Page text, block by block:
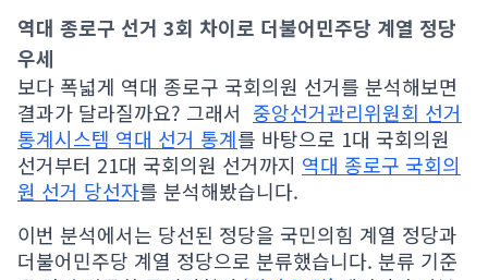
역대 종로구 선거 3회 차이로 더불어민주당 계열 정당
우세
보다 폭넓게 역대 종로구 국회의원 선거를 분석해보면
결과가 달라질까요? 그래서 중앙선거관리위원회 선거
통계시스템 역대 선거 통계를 바탕으로 1대 국회의원
선거부터 21대 국회의원 선거까지 역대 종로구 국회의
원 선거 당선자를 분석해봤습니다.
이번 분석에서는 당선된 정당을 국민의힘 계열 정당과
더불어민주당 계열 정당으로 분류했습니다. 분류 기준